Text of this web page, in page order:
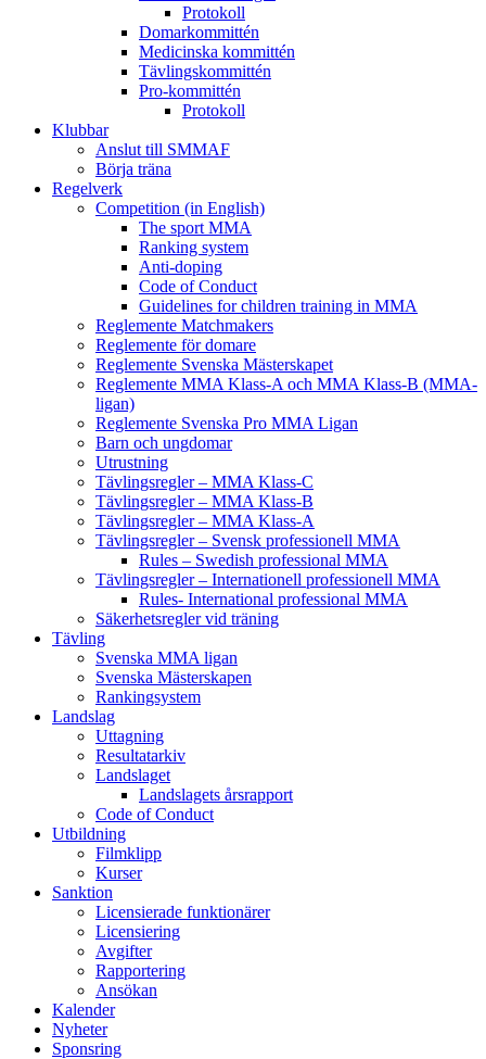
Protokoll
Domarkommittén
Medicinska kommittén
Tävlingskommittén
Pro-kommittén
Protokoll
Klubbar
Anslut till SMMAF
Börja träna
Regelverk
Competition (in English)
The sport MMA
Ranking system
Anti-doping
Code of Conduct
Guidelines for children training in MMA
Reglemente Matchmakers
Reglemente för domare
Reglemente Svenska Mästerskapet
Reglemente MMA Klass-A och MMA Klass-B (MMA-
ligan)
Reglemente Svenska Pro MMA Ligan
Barn och ungdomar
Utrustning
Tävlingsregler – MMA Klass-C
Tävlingsregler – MMA Klass-B
Tävlingsregler – MMA Klass-A
Tävlingsregler – Svensk professionell MMA
Rules – Swedish professional MMA
Tävlingsregler – Internationell professionell MMA
Rules- International professional MMA
Säkerhetsregler vid träning
Tävling
Svenska MMA ligan
Svenska Mästerskapen
Rankingsystem
Landslag
Uttagning
Resultatarkiv
Landslaget
Landslagets årsrapport
Code of Conduct
Utbildning
Filmklipp
Kurser
Sanktion
Licensierade funktionärer
Licensiering
Avgifter
Rapportering
Ansökan
Kalender
Nyheter
Sponsring